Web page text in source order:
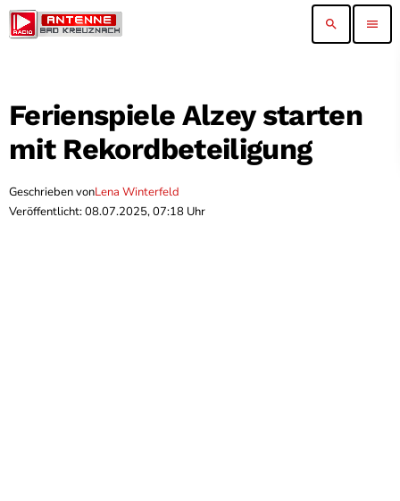
search menu
Ferienspiele Alzey starten
mit Rekordbeteiligung
Geschrieben vonLena Winterfeld
Veröffentlicht: 08.07.2025, 07:18 Uhr